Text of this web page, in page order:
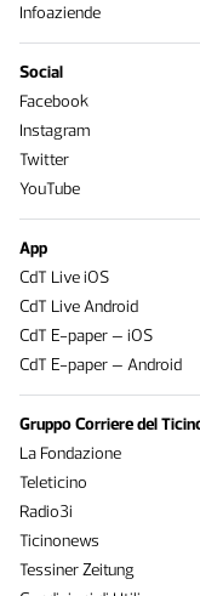
Infoaziende
Social
Facebook
Instagram
Twitter
YouTube
App
CdT Live iOS
CdT Live Android
CdT E-paper – iOS
CdT E-paper – Android
Gruppo Corriere del
La Fondazione
Teleticino
Radio3i
Ticinonews
Tessiner Zeitung